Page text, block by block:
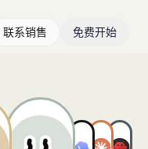
联系销售 免费开始